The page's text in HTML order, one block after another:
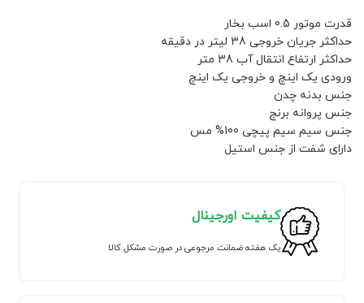
قدرت موتور 0.5 اسب بخار
حداکثر جریان خروجی 38 لیتر در دقیقه
حداکثر ارتفاع انتقال آب 38 متر
ورودی یک اینچ و خروجی یک اینچ
جنس بدنه چدن
جنس پروانه برنج
جنس سیم سیم پیچی 100% مس
دارای شفت از جنس استیل
کیفیت اورجینال
یک هفته ضمانت مرجوعی در صورت مشکل کالا